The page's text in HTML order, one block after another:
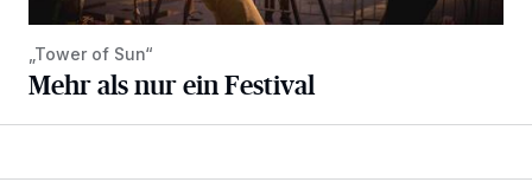
„Tower of Sun“
Mehr als nur ein Festival